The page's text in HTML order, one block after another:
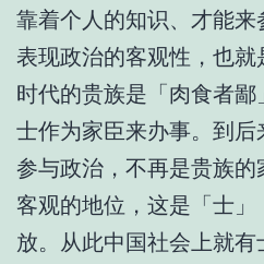
靠着个人的知识、才能
表现政治的客观性，也
时代的贵族是「肉食者
士作为家臣来办事。到
参与政治，不再是贵族的
客观的地位，这是「士
放。从此中国社会上就